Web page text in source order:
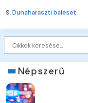
9.Dunaharaszti baleset
Népszerű